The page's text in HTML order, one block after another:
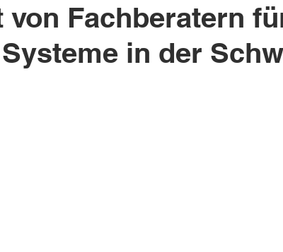
von Fachberatern
in der